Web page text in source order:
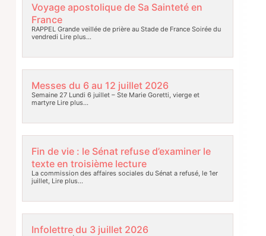
Voyage apostolique de Sa Sainteté en
France
RAPPEL Grande veillée de prière au Stade de France Soirée du
vendredi Lire plus…
Messes du 6 au 12 juillet 2026
Semaine 27 Lundi 6 juillet – Ste Marie Goretti, vierge et
martyreLire plus…
Fin de vie : le Sénat refuse d’examiner le
texte en troisième lecture
La commission des affaires sociales du Sénat a refusé, le 1er
juillet, Lire plus…
Infolettre du 3 juillet 2026